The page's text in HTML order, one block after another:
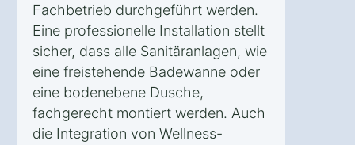
Fachbetrieb durchgeführt werden.
Eine professionelle Installation stellt
sicher, dass alle Sanitäranlagen, wie
eine freistehende Badewanne oder
eine bodenebene Dusche,
fachgerecht montiert werden. Auch
die Integration von Wellness-